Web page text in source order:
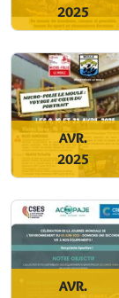
2025
AVR.
2025
AVR.